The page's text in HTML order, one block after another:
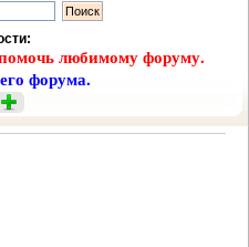
любимому форуму.
форума.